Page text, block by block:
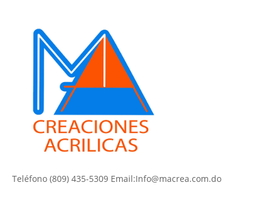
Teléfono (809) 435-5309 Email:Info@macrea.com.do